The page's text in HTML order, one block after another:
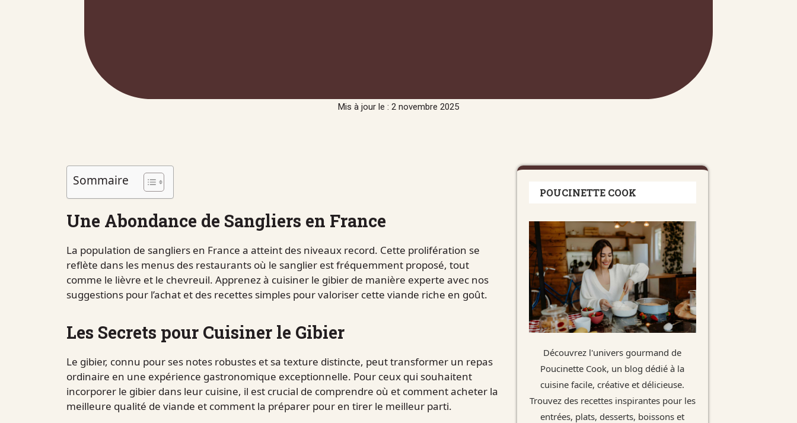
Mis à jour le : 2 novembre 2025
Sommaire
Une Abondance de Sangliers en France
La population de sangliers en France a atteint des niveaux record. Cette prolifération se
reflète dans les menus des restaurants où le sanglier est fréquemment proposé, tout
comme le lièvre et le chevreuil. Apprenez à cuisiner le gibier de manière experte avec nos
suggestions pour l’achat et des recettes simples pour valoriser cette viande riche en goût.
Les Secrets pour Cuisiner le Gibier
Le gibier, connu pour ses notes robustes et sa texture distincte, peut transformer un repas
ordinaire en une expérience gastronomique exceptionnelle. Pour ceux qui souhaitent
incorporer le gibier dans leur cuisine, il est crucial de comprendre où et comment acheter la
meilleure qualité de viande et comment la préparer pour en tirer le meilleur parti.
POUCINETTE COOK
Découvrez l'univers gourmand de
Poucinette Cook, un blog dédié à la
cuisine facile, créative et délicieuse.
Trouvez des recettes inspirantes pour les
entrées, plats, desserts, boissons et